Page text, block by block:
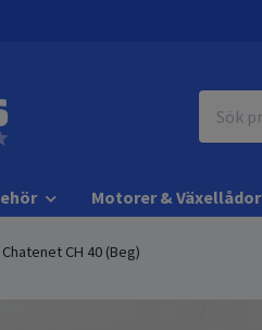
Motorer & Växellådor
CH 40 (Beg)